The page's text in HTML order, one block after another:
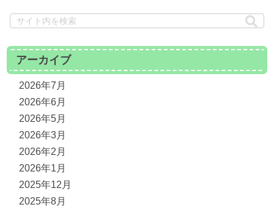
アーカイブ
2026年7月
2026年6月
2026年5月
2026年3月
2026年2月
2026年1月
2025年12月
2025年8月